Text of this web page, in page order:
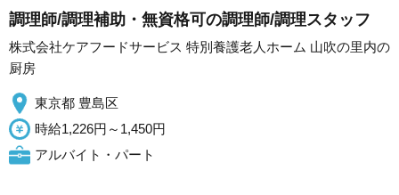
調理師/調理補助・無資格可の調理師/調理スタッフ
株式会社ケアフードサービス 特別養護老人ホーム 山吹の里内の
厨房
東京都 豊島区
時給1,226円～1,450円
アルバイト・パート